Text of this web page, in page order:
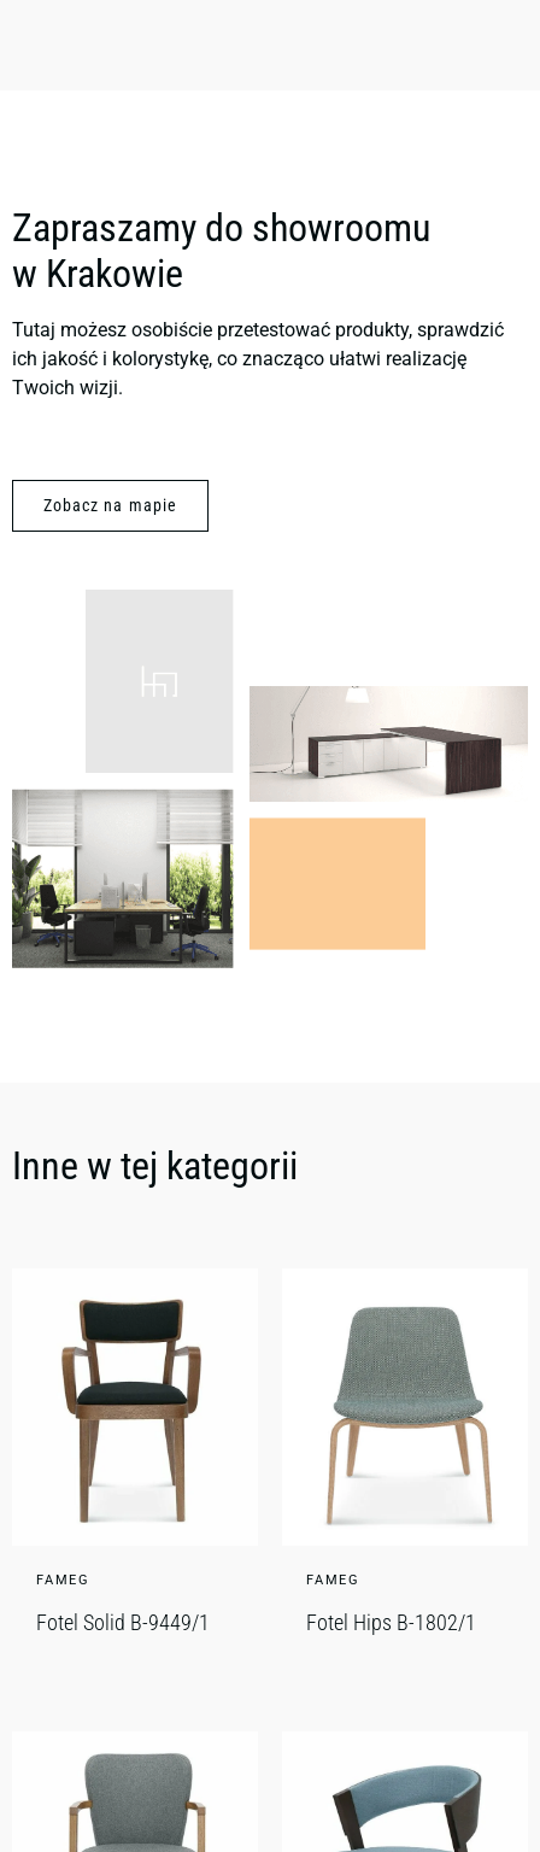
Zapraszamy do showroomu
w Krakowie
Tutaj możesz osobiście przetestować produkty, sprawdzić
ich jakość i kolorystykę, co znacząco ułatwi realizację
Twoich wizji.
Zobacz na mapie
Inne w tej kategorii
FAMEG
Fotel Solid B-9449/1
FAMEG
Fotel Hips B-1802/1